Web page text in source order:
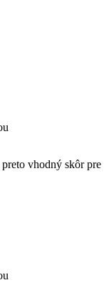
vhodný skôr pre